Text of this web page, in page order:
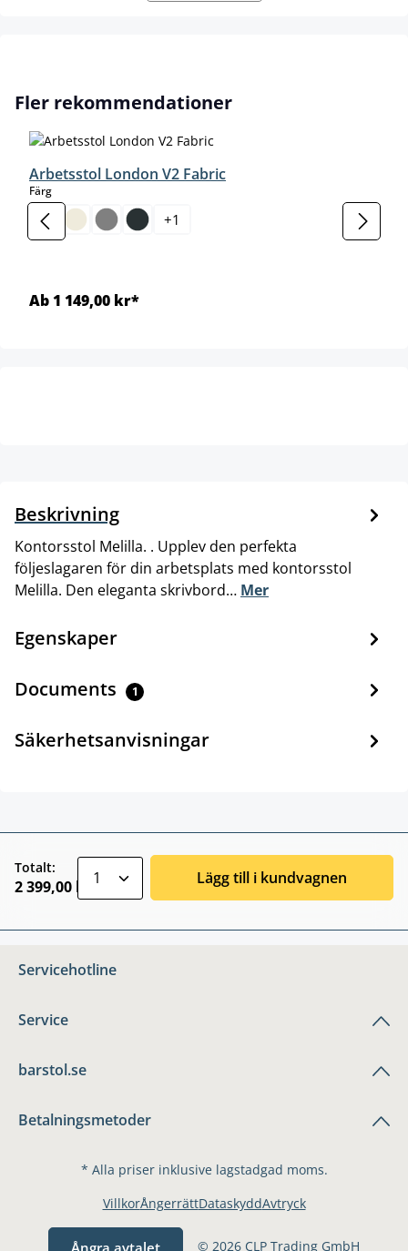
Hoppa över produktgalleri
Fler rekommendationer
Arbetsstol London V2 Fabric
Färgselect
+1
Ab 1 149,00 kr*
Beskrivning
Kontorsstol Melilla. . Upplev den perfekta
följeslagaren för din arbetsplats med kontorsstol
Melilla. Den eleganta skrivbord… Mer
Egenskaper
Documents 1
Säkerhetsanvisningar
Totalt:
2 399,00 kr Lägg till i kundvagnen
Servicehotline
Service
barstol.se
Betalningsmetoder
* Alla priser inklusive lagstadgad moms.
© 2026 CLP Trading GmbH
VillkorÅngerrättDataskyddAvtryck